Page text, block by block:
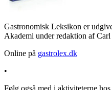
Gastronomisk Leksikon er
Akademi under redaktion af
Online på gastrolex.dk
•
Følg også med i aktiviteterne